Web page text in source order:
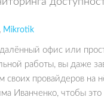
, Mikrotik
офис или
работы, вы даже
своих провайдеров на
Иванченко, чтобы это